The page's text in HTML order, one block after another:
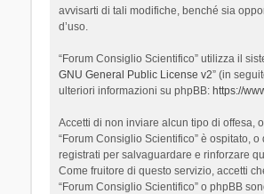
avvisarti di tali modifiche, benché sia
d’uso.
“Forum Consiglio Scientifico” utilizza il
GNU General Public License v2” (in
ulteriori informazioni su phpBB: https://
Accetti di non inviare alcun tipo di offesa,
“Forum Consiglio Scientifico” è ospitato,
registrati per salvaguardare e rinforzare
Come fruitore di questo servizio, accetti
“Forum Consiglio Scientifico” o phpBB